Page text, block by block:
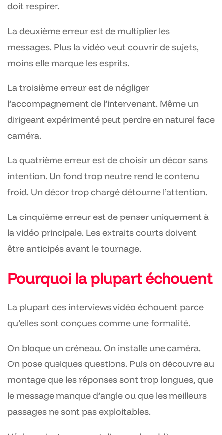
doit respirer.
La deuxième erreur est de multiplier les
messages. Plus la vidéo veut couvrir de sujets,
moins elle marque les esprits.
La troisième erreur est de négliger
l’accompagnement de l’intervenant. Même un
dirigeant expérimenté peut perdre en naturel face
caméra.
La quatrième erreur est de choisir un décor sans
intention. Un fond trop neutre rend le contenu
froid. Un décor trop chargé détourne l’attention.
La cinquième erreur est de penser uniquement à
la vidéo principale. Les extraits courts doivent
être anticipés avant le tournage.
Pourquoi la plupart échouent
La plupart des interviews vidéo échouent parce
qu’elles sont conçues comme une formalité.
On bloque un créneau. On installe une caméra.
On pose quelques questions. Puis on découvre au
montage que les réponses sont trop longues, que
le message manque d’angle ou que les meilleurs
passages ne sont pas exploitables.